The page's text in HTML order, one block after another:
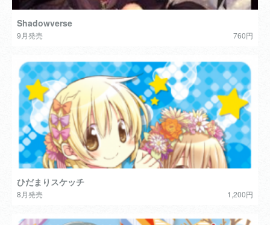
Shadowverse
9月発売 760円
ひだまりスケッチ
8月発売 1,200円